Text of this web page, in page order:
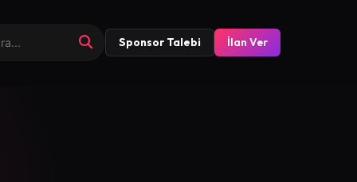
Sponsor Talebi İlan Ver